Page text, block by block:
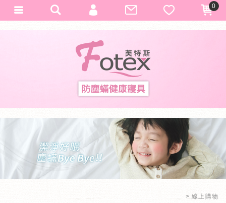
線上購物
0
會員登入
加入會員
忘記密碼
訂單查詢
匯款通知